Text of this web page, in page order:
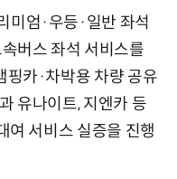
미엄·우등·일반 좌석
버스 좌석 서비스를
핑카·차박용 차량 공유
유나이트, 지엔카 등
여 서비스 실증을 진행